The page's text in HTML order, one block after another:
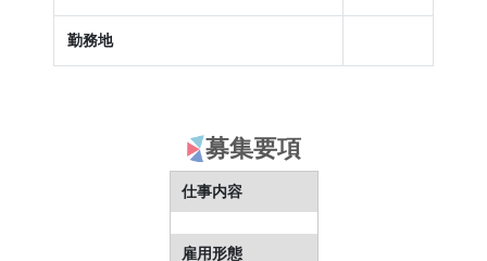
勤務地
募集要項
仕事内容
雇用形態